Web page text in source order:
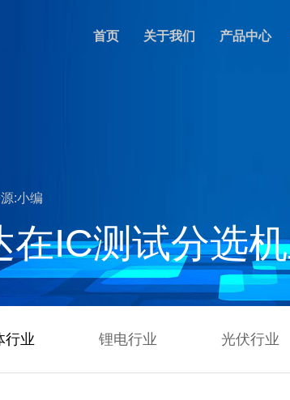
首页 关于我们 产品中心
:小编
在IC测试分选
行业 锂电行业 光伏行业